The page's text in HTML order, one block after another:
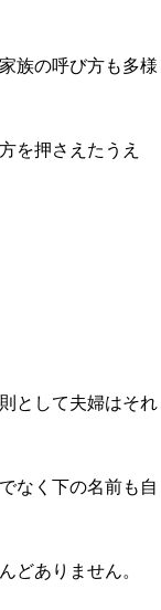
族の呼び方も多様
を押さえたうえ
として夫婦はそれ
なく下の名前も自
どありません。